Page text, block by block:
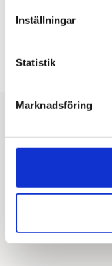
Inställningar
Statistik
Marknadsföring